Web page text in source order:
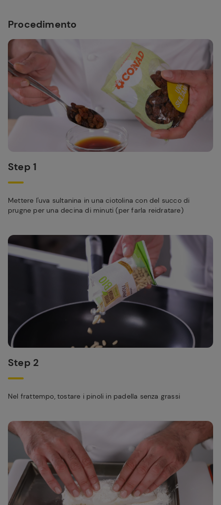
Procedimento
Step 1
Mettere l'uva sultanina in una ciotolina con del succo di
prugne per una decina di minuti (per farla reidratare)
Step 2
Nel frattempo, tostare i pinoli in padella senza grassi